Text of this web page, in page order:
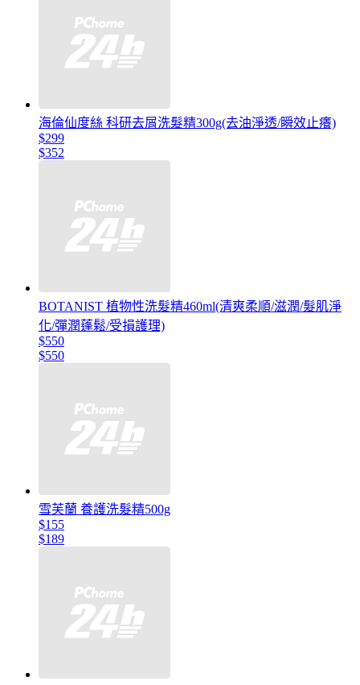
海倫仙度絲 科研去屑洗髮精300g(去油淨透/瞬效止癢)
$299
$352
BOTANIST 植物性洗髮精460ml(清爽柔順/滋潤/髮肌淨
化/彈潤蓬鬆/受損護理)
$550
$550
雪芙蘭 養護洗髮精500g
$155
$189